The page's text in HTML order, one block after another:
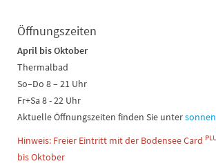
Öffnungszeiten
April bis Oktober
Thermalbad
So–Do 8 – 21 Uhr
Fr+Sa 8 - 22 Uhr
Aktuelle Öffnungszeiten finden Sie unter
Hinweis: Freier Eintritt mit der Bodensee Card
bis Oktober